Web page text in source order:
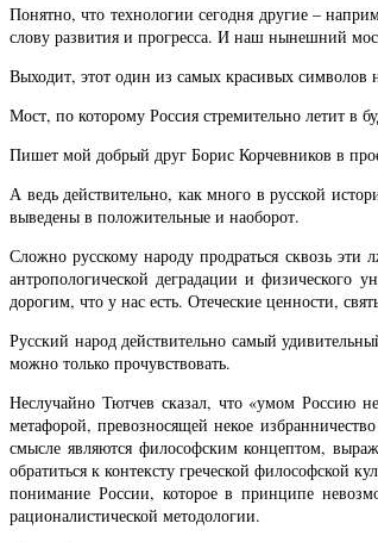
Понятно, что технологии сегодня другие –
слову развития и прогресса. И наш нынешний
Выходит, этот один из самых красивых
Мост, по которому Россия стремительно летит в
Пишет мой добрый друг Борис Корчевников в
А ведь действительно, как много в русской
выведены в положительные и наоборот.
Сложно русскому народу продраться сквозь
антропологической деградации и
дорогим, что у нас есть. Отеческие ценности,
Русский народ действительно самый
можно только прочувствовать.
Неслучайно Тютчев сказал, что «умом Россию
метафорой, превозносящей некое
смысле являются философским концептом,
обратиться к контексту греческой философской
понимание России, которое в принципе
рационалистической методологии.